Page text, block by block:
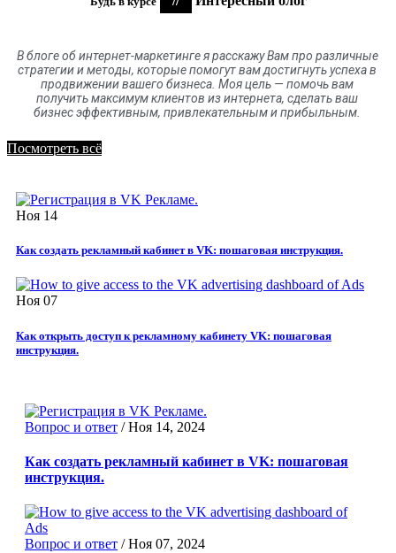
В блогеобинтернет-маркетинге я расскажу Вам про различные
стратегии и методы, которые помогут вам достигнуть успеха в
продвижении вашего бизнеса. Моя цель — помочь вам
получить максимум клиентовизинтернета, сделать ваш
бизнес эффективным, привлекательным и прибыльным.
Посмотреть всё
Ноя 14
Как создать рекламный кабинет в VK: пошаговая инструкция.
Ноя 07
Как открыть доступ к рекламному кабинету VK: пошаговая
инструкция.
Вопрос и ответ /Ноя 14, 2024
Как создать рекламный кабинет в VK: пошаговая
инструкция.
Вопрос и ответ /Ноя 07, 2024